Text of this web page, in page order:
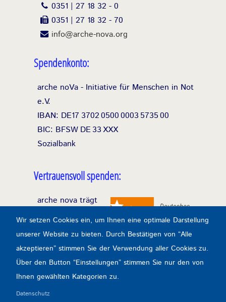
Wir setzen Cookies ein, um Ihnen eine optimale Darstellung
unserer Website zu bieten. Durch Bestätigen von “Alle
akzeptieren” stimmen Sie der Verwendung aller Cookies zu.
Über den Button “Einstellungen” stimmen Sie nur den von
Ihnen gewählten Kategorien zu.
Datenschutz
0351 | 27 18 32 - 0
0351 | 27 18 32 - 70
info@arche-nova.org
Spendenkonto:
arche noVa - Initiative für Menschen in Not
e.V.
IBAN: DE17 370205000003 573500
BIC: BFSW DE33XXX
Sozialbank
Vertrauensvoll spenden:
arche nova trägt
das Spendensiegel
des Deutschen
Zentralinstituts für
soziale Fragen
durchgehend seit